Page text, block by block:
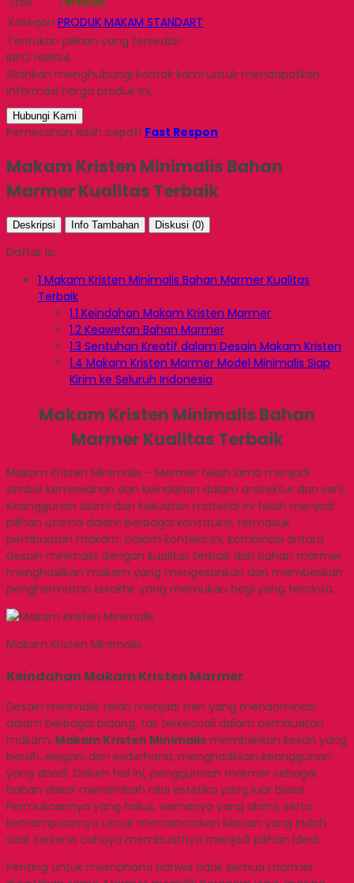
Kategori PRODUK MAKAM STANDART
Tentukan pilihan yang tersedia!
INFO HARGA
Silahkan menghubungi kontak kami untuk mendapatkan
informasi harga produk ini.
Hubungi Kami
Pemesanan lebih cepat! Fast Respon
Makam Kristen Minimalis Bahan
Marmer Kualitas Terbaik
Deskripsi Info Tambahan Diskusi (0)
Daftar Isi
1 Makam Kristen Minimalis Bahan Marmer Kualitas
Terbaik
1.1 Keindahan Makam Kristen Marmer
1.2 Keawetan Bahan Marmer
1.3 Sentuhan Kreatif dalam Desain Makam Kristen
1.4 Makam Kristen Marmer Model Minimalis Siap
Kirim ke Seluruh Indonesia
Makam Kristen Minimalis Bahan
Marmer Kualitas Terbaik
Makam Kristen Minimalis – Marmer telah lama menjadi
simbol kemewahan dan keindahan dalam arsitektur dan seni.
Keanggunan alami dan kekuatan material ini telah menjadi
pilihan utama dalam berbagai konstruksi, termasuk
pembuatan makam. Dalam konteks ini, kombinasi antara
desain minimalis dengan kualitas terbaik dari bahan marmer
menghasilkan makam yang mengesankan dan memberikan
penghormatan terakhir yang memukau bagi yang tercinta.
Makam Kristen Minimalis
Keindahan Makam Kristen Marmer
Desain minimalis telah menjadi tren yang mendominasi
dalam berbagai bidang, tak terkecuali dalam pembuatan
makam. Makam Kristen Minimalis memberikan kesan yang
bersih, elegan, dan sederhana, menghadirkan keanggunan
yang abadi. Dalam hal ini, penggunaan marmer sebagai
bahan dasar menambah nilai estetika yang luar biasa.
Permukaannya yang halus, warnanya yang alami, serta
kemampuannya untuk memancarkan kilauan yang indah
saat terkena cahaya membuatnya menjadi pilihan ideal.
Penting untuk memahami bahwa tidak semua marmer